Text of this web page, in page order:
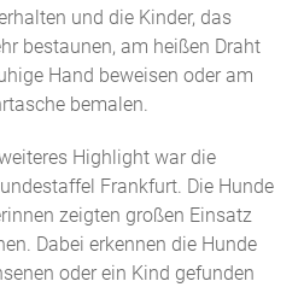
und die Kinder, das
bestaunen, am heißen Draht
Hand beweisen oder am
bemalen.
Highlight war die
Frankfurt. Die Hunde
zeigten großen Einsatz
Dabei erkennen die Hunde
oder ein Kind gefunden